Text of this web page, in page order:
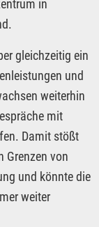
in
gleichzeitig ein
und
weiterhin
mit
Damit stößt
Grenzen von
und könnte die
weiter